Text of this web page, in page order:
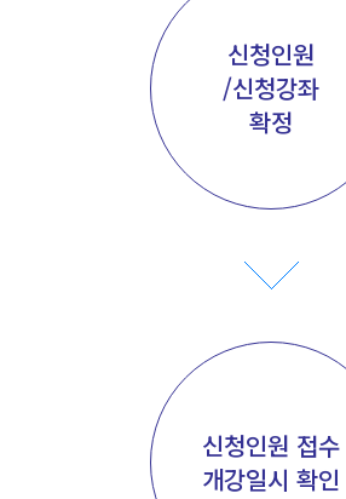
신청인원
/신청강좌
확정
신청인원 접수
개강일시 확인